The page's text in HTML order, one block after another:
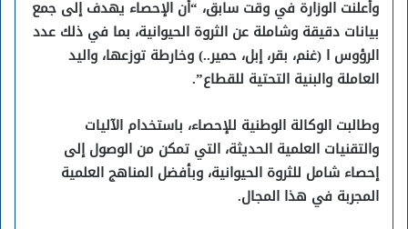
وأعلنت الوزارة في وقت سابق، “أن الإحصاء يهدف إلى جمع
بيانات دقيقة وشاملة عن الثروة الحيوانية، بما في ذلك عدد
الرؤوس ا (غنم، بقر، إبل، حمير..) وخارطة توزعها، واليد
العاملة والبنية التحتية للقطاع”.
وطالبت الوكالة الوطنية للإحصاء، باستخدام الآليات
والتقنيات العلمية الحديثة، التي تمكن من الوصول إلى
إحصاء شامل للثروة الحيوانية، وبأفضل المناهج العلمية
المجربة في هذا المجال.